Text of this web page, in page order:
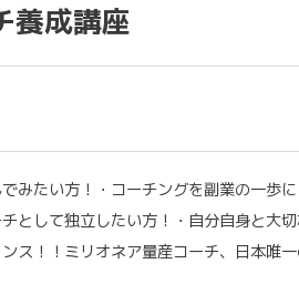
養成講座
みたい方！・コーチングを副業の一歩
として独立したい方！・自分自身と大
ス！！ミリオネア量産コーチ、日本唯